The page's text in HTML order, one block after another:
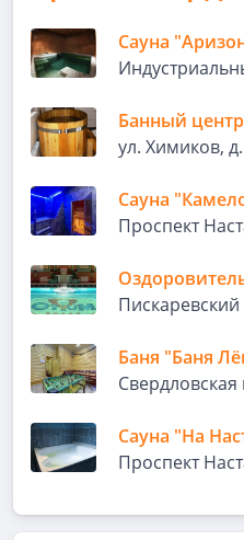
Сауна
Банный
ул. Химиков,
Сауна
Проспект
Баня "Баня
Сауна "На
Проспект